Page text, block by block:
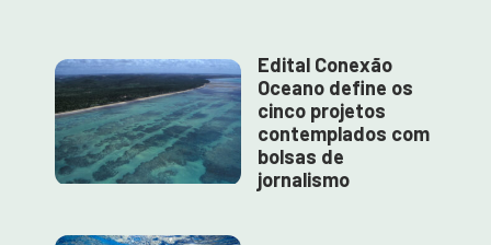
Edital Conexão
Oceano define os
cinco projetos
contemplados com
bolsas de
jornalismo